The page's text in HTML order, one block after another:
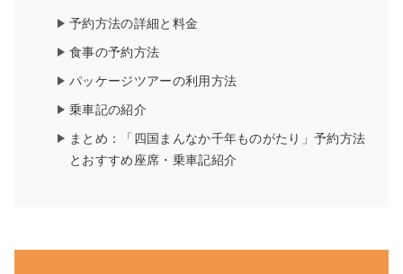
予約方法の詳細と料金
食事の予約方法
パッケージツアーの利用方法
乗車記の紹介
まとめ：「四国まんなか千年ものがたり」予約方法
とおすすめ座席・乗車記紹介